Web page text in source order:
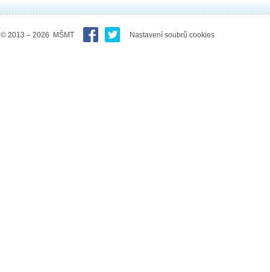
© 2013 – 2026 MŠMT Nastavení soubrů cookies